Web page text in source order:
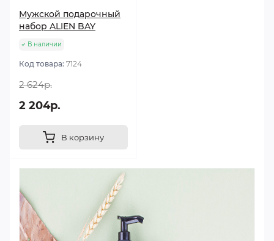
Мужской подарочный
набор ALIEN BAY
В наличии
Код товара: 7124
2 624р.
2 204р.
В корзину